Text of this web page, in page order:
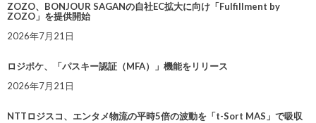
ZOZO、BONJOUR SAGANの自社EC拡大に向け「Fulfillment by
ZOZO」を提供開始
2026年7月21日
ロジポケ、「パスキー認証（MFA）」機能をリリース
2026年7月21日
NTTロジスコ、エンタメ物流の平時5倍の波動を「t-Sort MAS」で吸収